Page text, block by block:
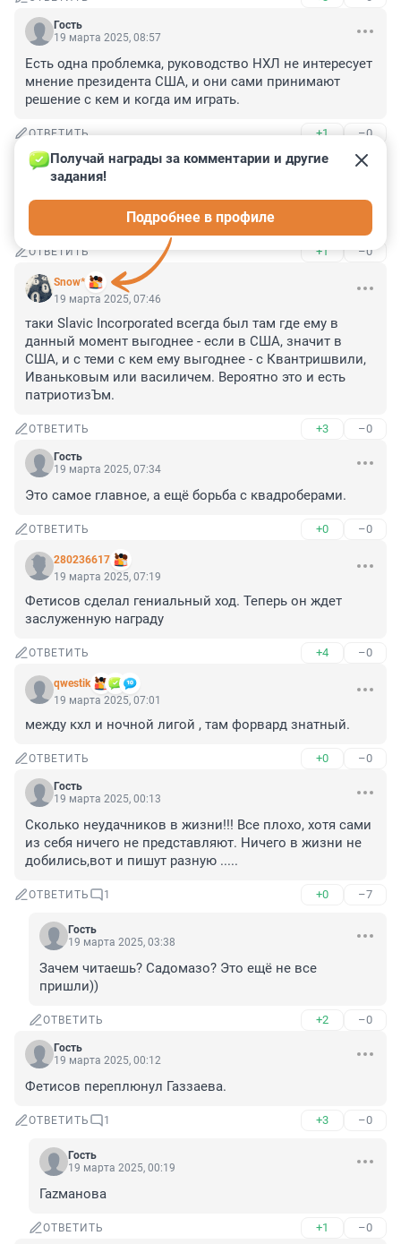
Гость
19 марта 2025, 08:57
Есть одна проблемка, руководство НХЛ не интересует
мнение президента США, и они сами принимают
решение с кем и когда им играть.
ОТВЕТИТЬ +1 –0
Гость
19 марта 2025, 08:33
был хокеистом, стал царедворцом, "как тот и
славился, чья чаще гнулась шея"
ОТВЕТИТЬ +1 –0
Snow*
Получай награды за комментарии и другие
задания!
Подробнее в профиле
19 марта 2025, 07:46
таки Slavic Incorporated всегда был там где ему в
данный момент выгоднее - если в США, значит в
США, и с теми с кем ему выгоднее - с Квантришвили,
Иваньковым или василичем. Вероятно это и есть
патриотизЪм.
ОТВЕТИТЬ +3 –0
Гость
19 марта 2025, 07:34
Это самое главное, а ещё борьба с квадроберами.
ОТВЕТИТЬ +0 –0
280236617
19 марта 2025, 07:19
Фетисов сделал гениальный ход. Теперь он ждет
заслуженную награду
ОТВЕТИТЬ +4 –0
qwestik
19 марта 2025, 07:01
между кхл и ночной лигой , там форвард знатный.
ОТВЕТИТЬ +0 –0
Гость
19 марта 2025, 00:13
Сколько неудачников в жизни!!! Все плохо, хотя сами
из себя ничего не представляют. Ничего в жизни не
добились,вот и пишут разную .....
ОТВЕТИТЬ 1 +0 –7
Гость
19 марта 2025, 03:38
Зачем читаешь? Садомазо? Это ещё не все
пришли))
ОТВЕТИТЬ +2 –0
Гость
19 марта 2025, 00:12
Фетисов переплюнул Газзаева.
ОТВЕТИТЬ 1 +3 –0
Гость
19 марта 2025, 00:19
Гаzманова
ОТВЕТИТЬ +1 –0